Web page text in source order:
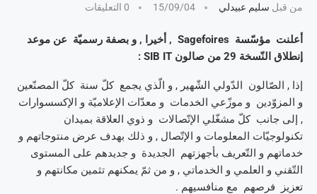
من قبل سليم عبيدلي 15/09/04 0 التعليقات
أعلنت مؤسّسة Sagefoires , أخيرا , و بصفة رسميّة عن موعد
إنطلاق النّسخة 29 من صالون SIB IT :
إذا , الصّالون الدّولي الشّهير , و الّذي يجمع كلّ سنة كلّ المصنّعين
و المزوّدين و موزّعي الخدمات و معدّات الإعلاميّة و الإكسسوارات
, إلى جانب كلّ مشغّلي الإتّصالات و ذوي العلاقة بميدان
تكنولوجيّات المعلومات و الإتّصال , و ذلك بهدف عرض منتوجاتهم و
خدماتهم و التّعريف بأجهزتهم الجديدة و جديدهم على المستوى
التّقني و العلمي و الخدماتي , و من ثمّ يمكنهم تثمين مكانتهم و
تعزيز فرصهم مع منافسيهم .